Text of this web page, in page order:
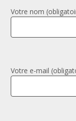
Votre nom
Votre e-mail